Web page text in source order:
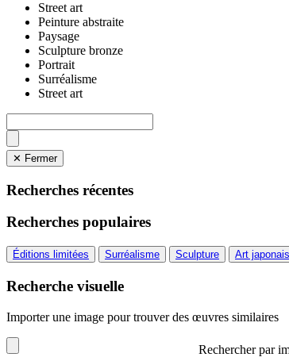
Street art
Peinture abstraite
Paysage
Sculpture bronze
Portrait
Surréalisme
Street art
✕ Fermer
Recherches récentes
Recherches populaires
Éditions limitées Surréalisme Sculpture Art japonais
Recherche visuelle
Importer une image pour trouver des œuvres similaires
Rechercher par